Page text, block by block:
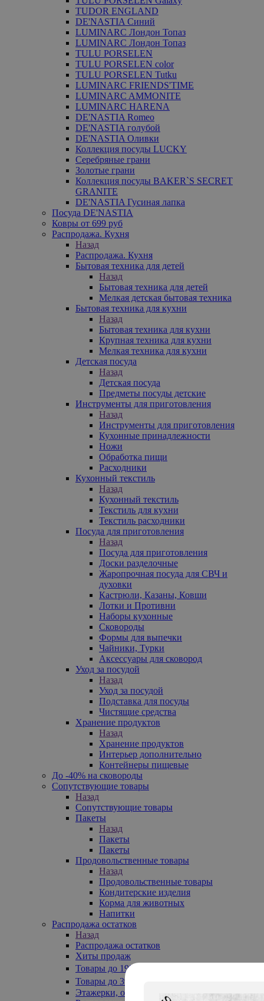
TUDOR ENGLAND
DE'NASTIA Синий
LUMINARC Лондон Топаз
LUMINARC Лондон Топаз
TULU PORSELEN
TULU PORSELEN color
TULU PORSELEN Tutku
LUMINARC FRIENDS'TIME
LUMINARC AMMONITE
LUMINARC HARENA
DE'NASTIA Romeo
DE'NASTIA голубой
DE'NASTIA Оливки
Коллекция посуды LUCKY
Серебряные грани
Золотые грани
Коллекция посуды BAKER`S SECRET
GRANITE
DE'NASTIA Гусиная лапка
Посуда DE'NASTIA
Ковры от 699 руб
Распродажа. Кухня
Назад
Распродажа. Кухня
Бытовая техника для детей
Назад
Бытовая техника для детей
Мелкая детская бытовая техника
Бытовая техника для кухни
Назад
Бытовая техника для кухни
Крупная техника для кухни
Мелкая техника для кухни
Детская посуда
Назад
Детская посуда
Предметы посуды детские
Инструменты для приготовления
Назад
Инструменты для приготовления
Кухонные принадлежности
Ножи
Обработка пищи
Расходники
Кухонный текстиль
Назад
Кухонный текстиль
Текстиль для кухни
Текстиль расходники
Посуда для приготовления
Назад
Посуда для приготовления
Доски разделочные
Жаропрочная посуда для СВЧ и
духовки
Кастрюли, Казаны, Ковши
Лотки и Противни
Наборы кухонные
Сковороды
Формы для выпечки
Чайники, Турки
Аксессуары для сковород
Уход за посудой
Назад
Уход за посудой
Подставка для посуды
Чистящие средства
Хранение продуктов
Назад
Хранение продуктов
Интерьер дополнительно
Контейнеры пищевые
До -40% на сковороды
Сопутствующие товары
Назад
Сопутствующие товары
Пакеты
Назад
Пакеты
Пакеты
Продовольственные товары
Назад
Продовольственные товары
Кондитерские изделия
Корма для животных
Напитки
Распродажа остатков
Назад
Распродажа остатков
Хиты продаж
Товары до 199₽
Товары до 399₽
Этажерки, обувницы